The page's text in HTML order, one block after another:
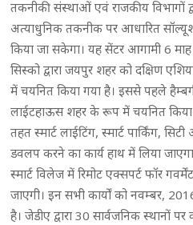
तकनीकी संस्थाओं एवं राजकीय विभागों
अत्याधुनिक तकनीक पर आधारित
किया जा सकेगा। यह सेंटर आगामी 6
सिस्को द्वारा जयपुर शहर को दक्षिण
में चयनित किया गया है। इससे पहले
लाईटहाऊस शहर के रूप में चयनित किया
तहत स्मार्ट लाईटिंग, स्मार्ट पार्किंग,
डवलप करने का कार्य हाथ में लिया
स्मार्ट विलेज में रिमोट एक्सपर्ट फॉर
जाएगी। इन सभी कार्यों को नवम्बर,
है। जेडीए द्वारा 30 सार्वजनिक स्थानों